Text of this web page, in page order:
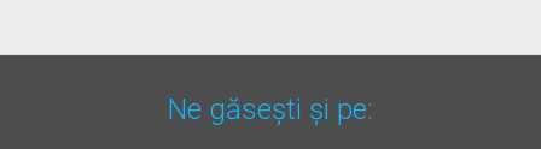
Ne găsești și pe: